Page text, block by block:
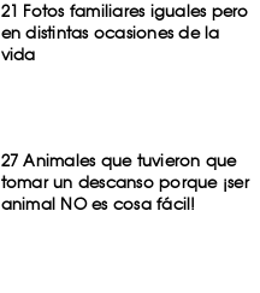
21 Fotos familiares iguales pero
en distintas ocasiones de la
vida
27 Animales que tuvieron que
tomar un descanso porque ¡ser
animal NO es cosa fácil!